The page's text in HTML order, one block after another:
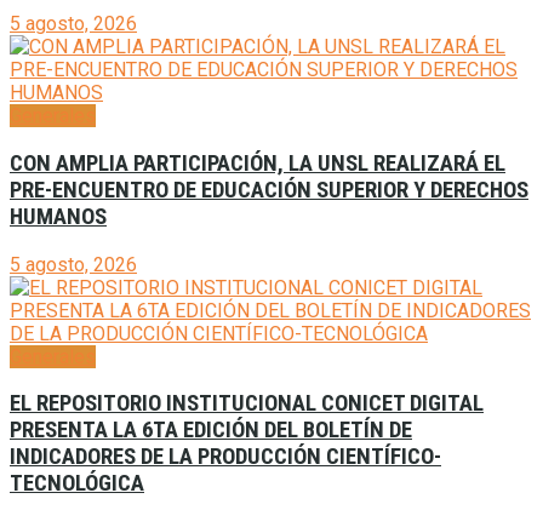
5 agosto, 2026
CON AMPLIA PARTICIPACIÓN, LA UNSL REALIZARÁ EL
PRE-ENCUENTRO DE EDUCACIÓN SUPERIOR Y DERECHOS
HUMANOS
5 agosto, 2026
EL REPOSITORIO INSTITUCIONAL CONICET DIGITAL
PRESENTA LA 6TA EDICIÓN DEL BOLETÍN DE
INDICADORES DE LA PRODUCCIÓN CIENTÍFICO-
TECNOLÓGICA